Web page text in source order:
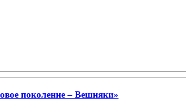
поколение – Вешняки»